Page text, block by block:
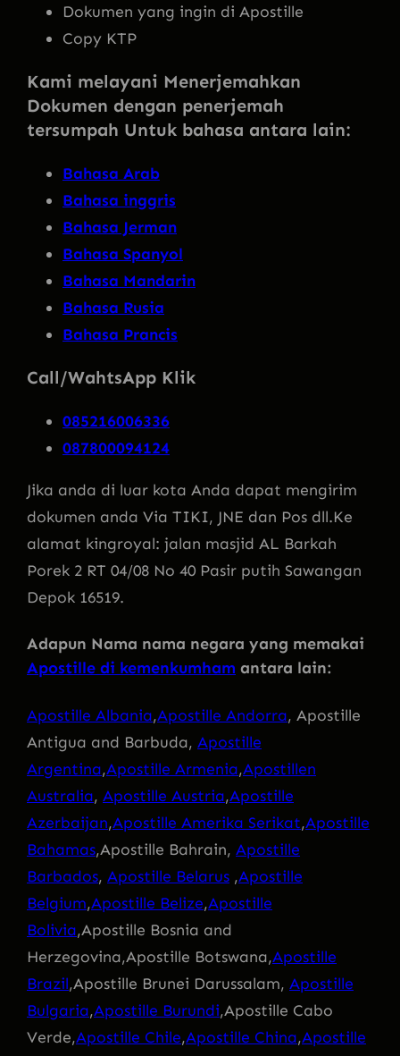
Dokumen yang ingin di Apostille
Copy KTP
Kami melayani Menerjemahkan
Dokumen dengan penerjemah
tersumpah Untuk bahasa antara lain:
Bahasa Arab
Bahasa inggris
Bahasa Jerman
Bahasa Spanyol
Bahasa Mandarin
Bahasa Rusia
Bahasa Prancis
Call/WahtsApp Klik
085216006336
087800094124
Jika anda di luar kota Anda dapat mengirim
dokumen anda Via TIKI, JNE dan Pos dll.Ke
alamat kingroyal: jalan masjid AL Barkah
Porek 2 RT 04/08 No 40 Pasir putih Sawangan
Depok 16519.
Adapun Nama nama negara yang memakai
Apostille di kemenkumham antara lain:
Apostille Albania,Apostille Andorra, Apostille
Antigua and Barbuda, Apostille
Argentina,Apostille Armenia,Apostillen
Australia, Apostille Austria,Apostille
Azerbaijan,Apostille Amerika Serikat,Apostille
Bahamas,Apostille Bahrain, Apostille
Barbados, Apostille Belarus ,Apostille
Belgium,Apostille Belize,Apostille
Bolivia,Apostille Bosnia and
Herzegovina,Apostille Botswana,Apostille
Brazil,Apostille Brunei Darussalam, Apostille
Bulgaria,Apostille Burundi,Apostille Cabo
Verde,Apostille Chile,Apostille China,Apostille